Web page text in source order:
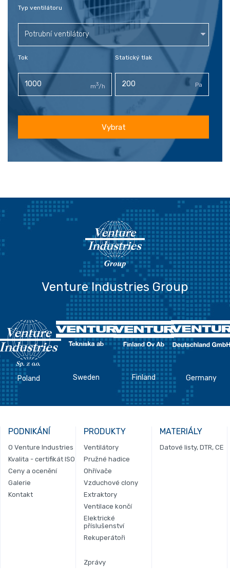
Typ ventilátoru
Potrubní ventilátory
Tok
m3/h
Statický tlak
Pa
Vybrat
Venture Industries Group
Poland Sweden Finland Germany
PODNIKÁNÍ
O Venture Industries
Kvalita - certifikát ISO
Ceny a ocenění
Galerie
Kontakt
PRODUKTY
Ventilátory
Pružné hadice
Ohřívače
Vzduchové clony
Extraktory
Ventilace končí
Elektrické
příslušenství
Rekuperátoři
Zprávy
MATERIÁLY
Datové listy, DTR, CE